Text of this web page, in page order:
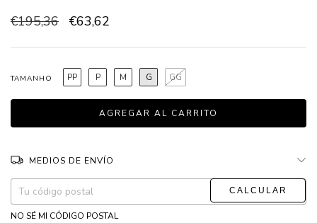
€195,36 €63,62
TAMANHO GG
G
M
P
PP
MEDIOS DE ENVÍO
Entregas para el CP:
CAMBIAR CP
NO SÉ MI CÓDIGO POSTAL